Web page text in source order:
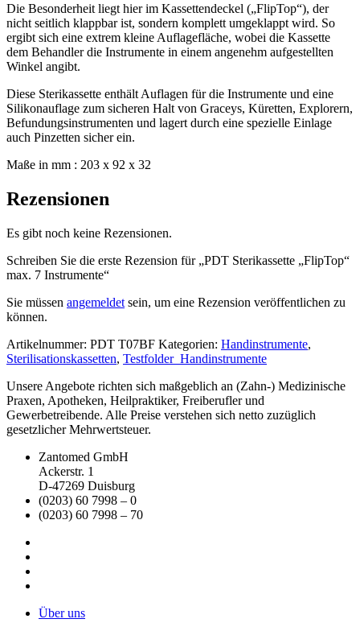
Die Besonderheit liegt hier im Kassettendeckel („FlipTop“), der
nicht seitlich klappbar ist, sondern komplett umgeklappt wird. So
ergibt sich eine extrem kleine Auflagefläche, wobei die Kassette
dem Behandler die Instrumente in einem angenehm aufgestellten
Winkel angibt.
Diese Sterikassette enthält Auflagen für die Instrumente und eine
Silikonauflage zum sicheren Halt von Graceys, Küretten, Explorern,
Befundungsinstrumenten und lagert durch eine spezielle Einlage
auch Pinzetten sicher ein.
Maße in mm : 203 x 92 x 32
Rezensionen
Es gibt noch keine Rezensionen.
Schreiben Sie die erste Rezension für „PDT Sterikassette „FlipTop“
max. 7 Instrumente“
Sie müssen angemeldet sein, um eine Rezension veröffentlichen zu
können.
Artikelnummer: PDT T07BF Kategorien: Handinstrumente,
Sterilisationskassetten, Testfolder_Handinstrumente
Unsere Angebote richten sich maßgeblich an (Zahn-) Medizinische
Praxen, Apotheken, Heilpraktiker, Freiberufler und
Gewerbetreibende. Alle Preise verstehen sich netto zuzüglich
gesetzlicher Mehrwertsteuer.
Zantomed GmbH
Ackerstr. 1
D-47269 Duisburg
(0203) 60 7998 – 0
(0203) 60 7998 – 70
Über uns